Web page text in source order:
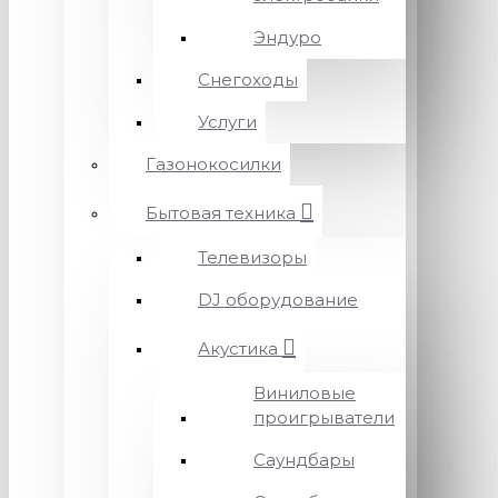
Эндуро
Снегоходы
Услуги
Газонокосилки
Бытовая техника
Телевизоры
DJ оборудование
Акустика
Виниловые
проигрыватели
Саундбары